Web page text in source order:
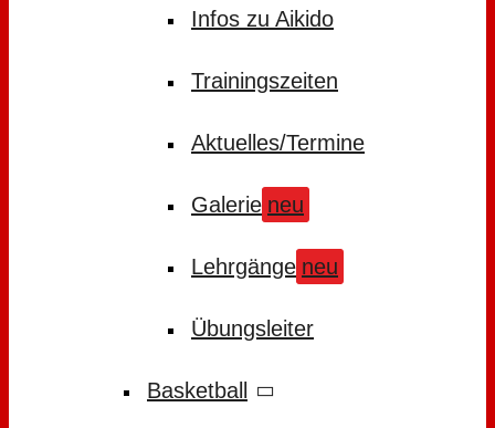
Infos zu Aikido
Trainingszeiten
Aktuelles/Termine
Galerie neu
Lehrgänge neu
Übungsleiter
Basketball